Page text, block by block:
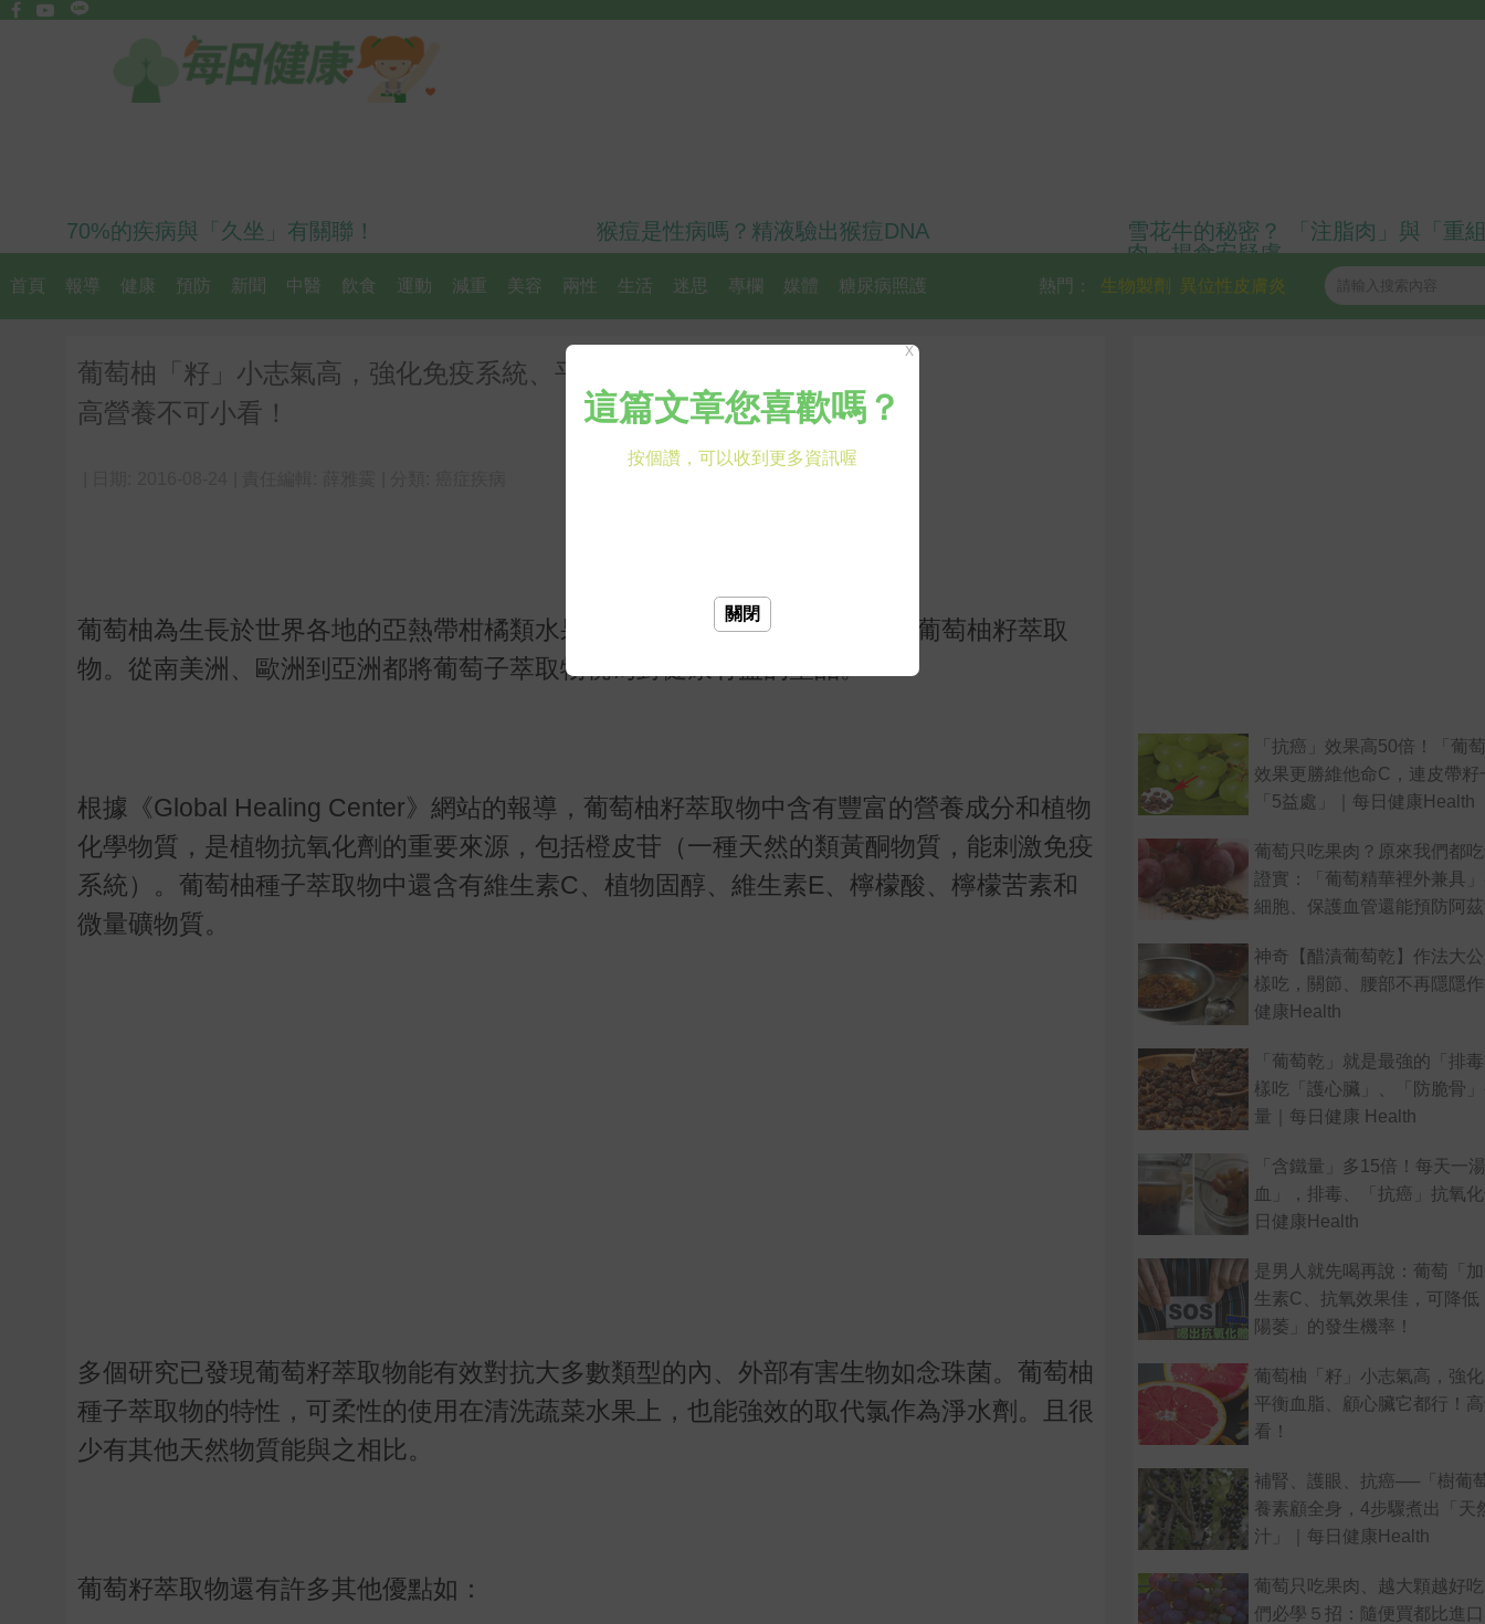
70%的疾病與「久坐」有關聯！ 猴痘是性病嗎？精液驗出猴痘DNA
雪花牛的秘密？ 「注脂肉」與「重
肉」揭食安疑慮
首頁 報導 健康 預防 新聞 中醫 飲食 運動 減重 美容 兩性 生活 迷思 專欄 媒體 糖尿病照護 異位性皮膚炎
生物製劑
熱門：
葡萄柚「籽」小志氣高，強化免疫系統、平衡血脂、顧心臟它都行！
高營養不可小看！
葡萄柚為生長於世界各地的亞熱帶柑橘類水果，而葡萄柚籽則是被廣為製成葡萄柚籽萃取
物。從南美洲、歐洲到亞洲都將葡萄子萃取物視為對健康有益的聖品。
根據《Global Healing Center》網站的報導，葡萄柚籽萃取物中含有豐富的營養成分和植物
化學物質，是植物抗氧化劑的重要來源，包括橙皮苷（一種天然的類黃酮物質，能刺激免疫
系統）。葡萄柚種子萃取物中還含有維生素C、植物固醇、維生素E、檸檬酸、檸檬苦素和
微量礦物質。
多個研究已發現葡萄籽萃取物能有效對抗大多數類型的內、外部有害生物如念珠菌。葡萄柚
種子萃取物的特性，可柔性的使用在清洗蔬菜水果上，也能強效的取代氯作為淨水劑。且很
少有其他天然物質能與之相比。
葡萄籽萃取物還有許多其他優點如：
「抗癌」效果高50倍！「葡
效果更勝維他命C，連皮帶籽
「5益處」｜每日健康Health
葡萄只吃果肉？原來我們都
證實：「葡萄精華裡外兼具
細胞、保護血管還能預防阿
神奇【醋漬葡萄乾】作法大
樣吃，關節、腰部不再隱隱
健康Health
「葡萄乾」就是最強的「排
樣吃「護心臟」、「防脆骨
量｜每日健康 Health
「含鐵量」多15倍！每天一
血」，排毒、「抗癌」抗氧
日健康Health
是男人就先喝再說：葡萄「
生素C、抗氧效果佳，可降低
陽萎」的發生機率！
葡萄柚「籽」小志氣高，強
平衡血脂、顧心臟它都行！
看！
補腎、護眼、抗癌──「樹葡
養素顧全身，4步驟煮出「天
汁」｜每日健康Health
葡萄只吃果肉、越大顆越好
們必學５招：隨便買都比進
X
關閉